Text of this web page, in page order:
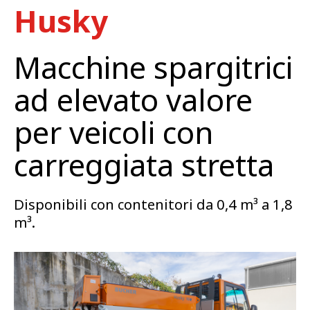
Husky
Macchine spargitrici
ad elevato valore
per veicoli con
carreggiata stretta
Disponibili con contenitori da 0,4 m³ a 1,8
m³.